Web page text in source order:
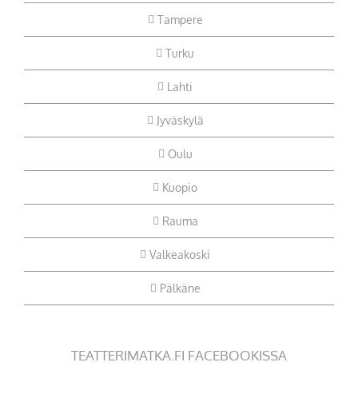
Tampere
Turku
Lahti
Jyväskylä
Oulu
Kuopio
Rauma
Valkeakoski
Pälkäne
TEATTERIMATKA.FI FACEBOOKISSA